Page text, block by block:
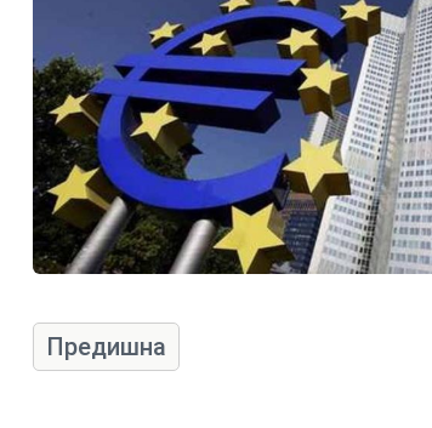
Предишна